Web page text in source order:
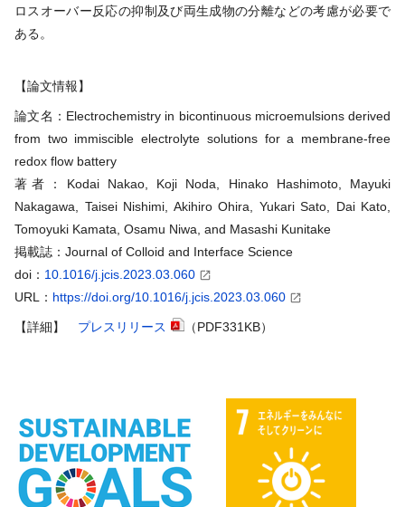
ロスオーバー反応の抑制及び両生成物の分離などの考慮が必要で
ある。
【論文情報】
論文名：Electrochemistry in bicontinuous microemulsions derived
from two immiscible electrolyte solutions for a membrane-free
redox flow battery
著者：Kodai Nakao, Koji Noda, Hinako Hashimoto, Mayuki
Nakagawa, Taisei Nishimi, Akihiro Ohira, Yukari Sato, Dai Kato,
Tomoyuki Kamata, Osamu Niwa, and Masashi Kunitake
掲載誌：Journal of Colloid and Interface Science
doi： 10.1016/j.jcis.2023.03.060
URL： https://doi.org/10.1016/j.jcis.2023.03.060
【詳細】 プレスリリース （PDF331KB）